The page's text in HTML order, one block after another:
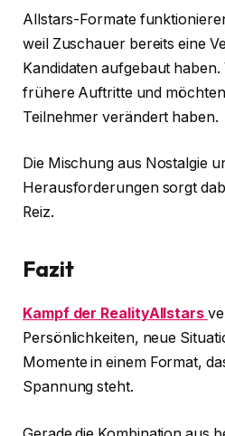
Allstars-Formate
weil Zuschauer bereits eine
Kandidaten aufgebaut
frühere Auftritte und
Teilnehmer verändert haben.
Die Mischung aus Nostalgie
Herausforderungen sorgt
Reiz.
Fazit
Kampf der RealityAllstars
Persönlichkeiten, neue
Momente in einem Format,
Spannung steht.